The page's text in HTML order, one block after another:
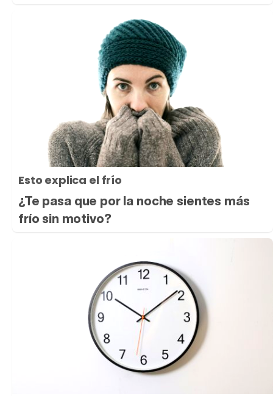
Esto explica el frío
¿Te pasa que por la noche sientes más
frío sin motivo?